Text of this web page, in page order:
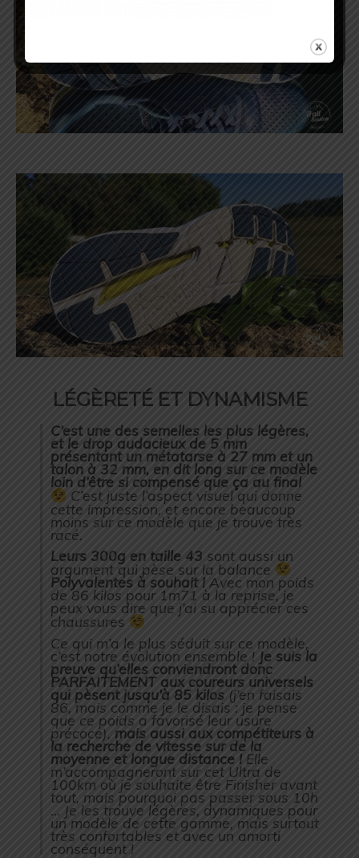
LÉGÈRETÉ ET DYNAMISME
C’est une des semelles les plus légères,
et le drop audacieux de 5 mm
présentant un métatarse à 27 mm et un
talon à 32 mm, en dit long sur ce modèle
loin d’être si compensé que ça au final
C’est juste l’aspect visuel qui donne
cette impression, et encore beaucoup
moins sur ce modèle que je trouve très
racé.
Leurs 300g en taille 43 sont aussi un
argument qui pèse sur la balance
Polyvalentes à souhait ! Avec mon poids
de 86 kilos pour 1m71 à la reprise, je
peux vous dire que j’ai su apprécier ces
chaussures
Ce qui m’a le plus séduit sur ce modèle,
c’est notre évolution ensemble ! Je suis la
preuve qu’elles conviendront donc
PARFAITEMENT aux coureurs universels
qui pèsent jusqu’à 85 kilos (j’en faisais
86, mais comme je le disais : je pense
que ce poids a favorisé leur usure
précoce), mais aussi aux compétiteurs à
la recherche de vitesse sur de la
moyenne et longue distance ! Elle
m’accompagneront sur cet Ultra de
100km où je souhaite être Finisher avant
tout, mais pourquoi pas passer sous 10h
… Je les trouve légères, dynamiques pour
un modèle de cette gamme, mais surtout
très confortables et avec un amorti
conséquent !